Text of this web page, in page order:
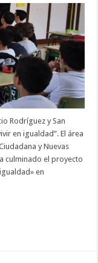
Rodríguez y San
en igualdad”. El área
y Nuevas
culminado el proyecto
en